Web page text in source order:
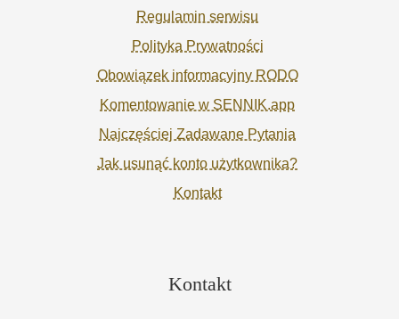
Regulamin serwisu
Polityka Prywatności
Obowiązek informacyjny RODO
Komentowanie w SENNIK.app
Najczęściej Zadawane Pytania
Jak usunąć konto użytkownika?
Kontakt
Kontakt